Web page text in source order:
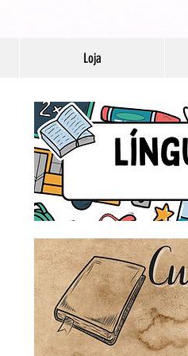
Loja